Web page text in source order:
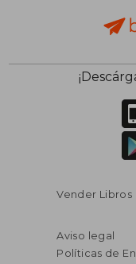
Vender Libros
Aviso legal
Políticas de